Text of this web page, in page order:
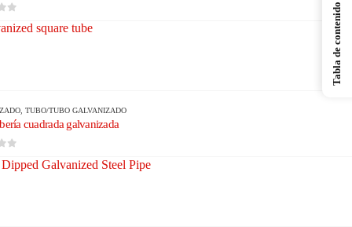
, TUBO/TUBO GALVANIZADO
cuadrada galvanizada
Tabla de contenido